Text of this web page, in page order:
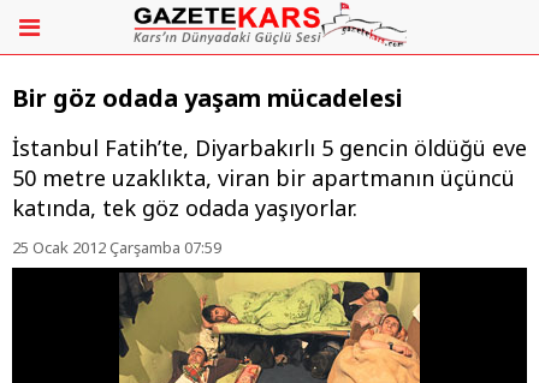
Bir göz odada yaşam mücadelesi
İstanbul Fatih’te, Diyarbakırlı 5 gencin öldüğü eve
50 metre uzaklıkta, viran bir apartmanın üçüncü
katında, tek göz odada yaşıyorlar.
25 Ocak 2012 Çarşamba 07:59